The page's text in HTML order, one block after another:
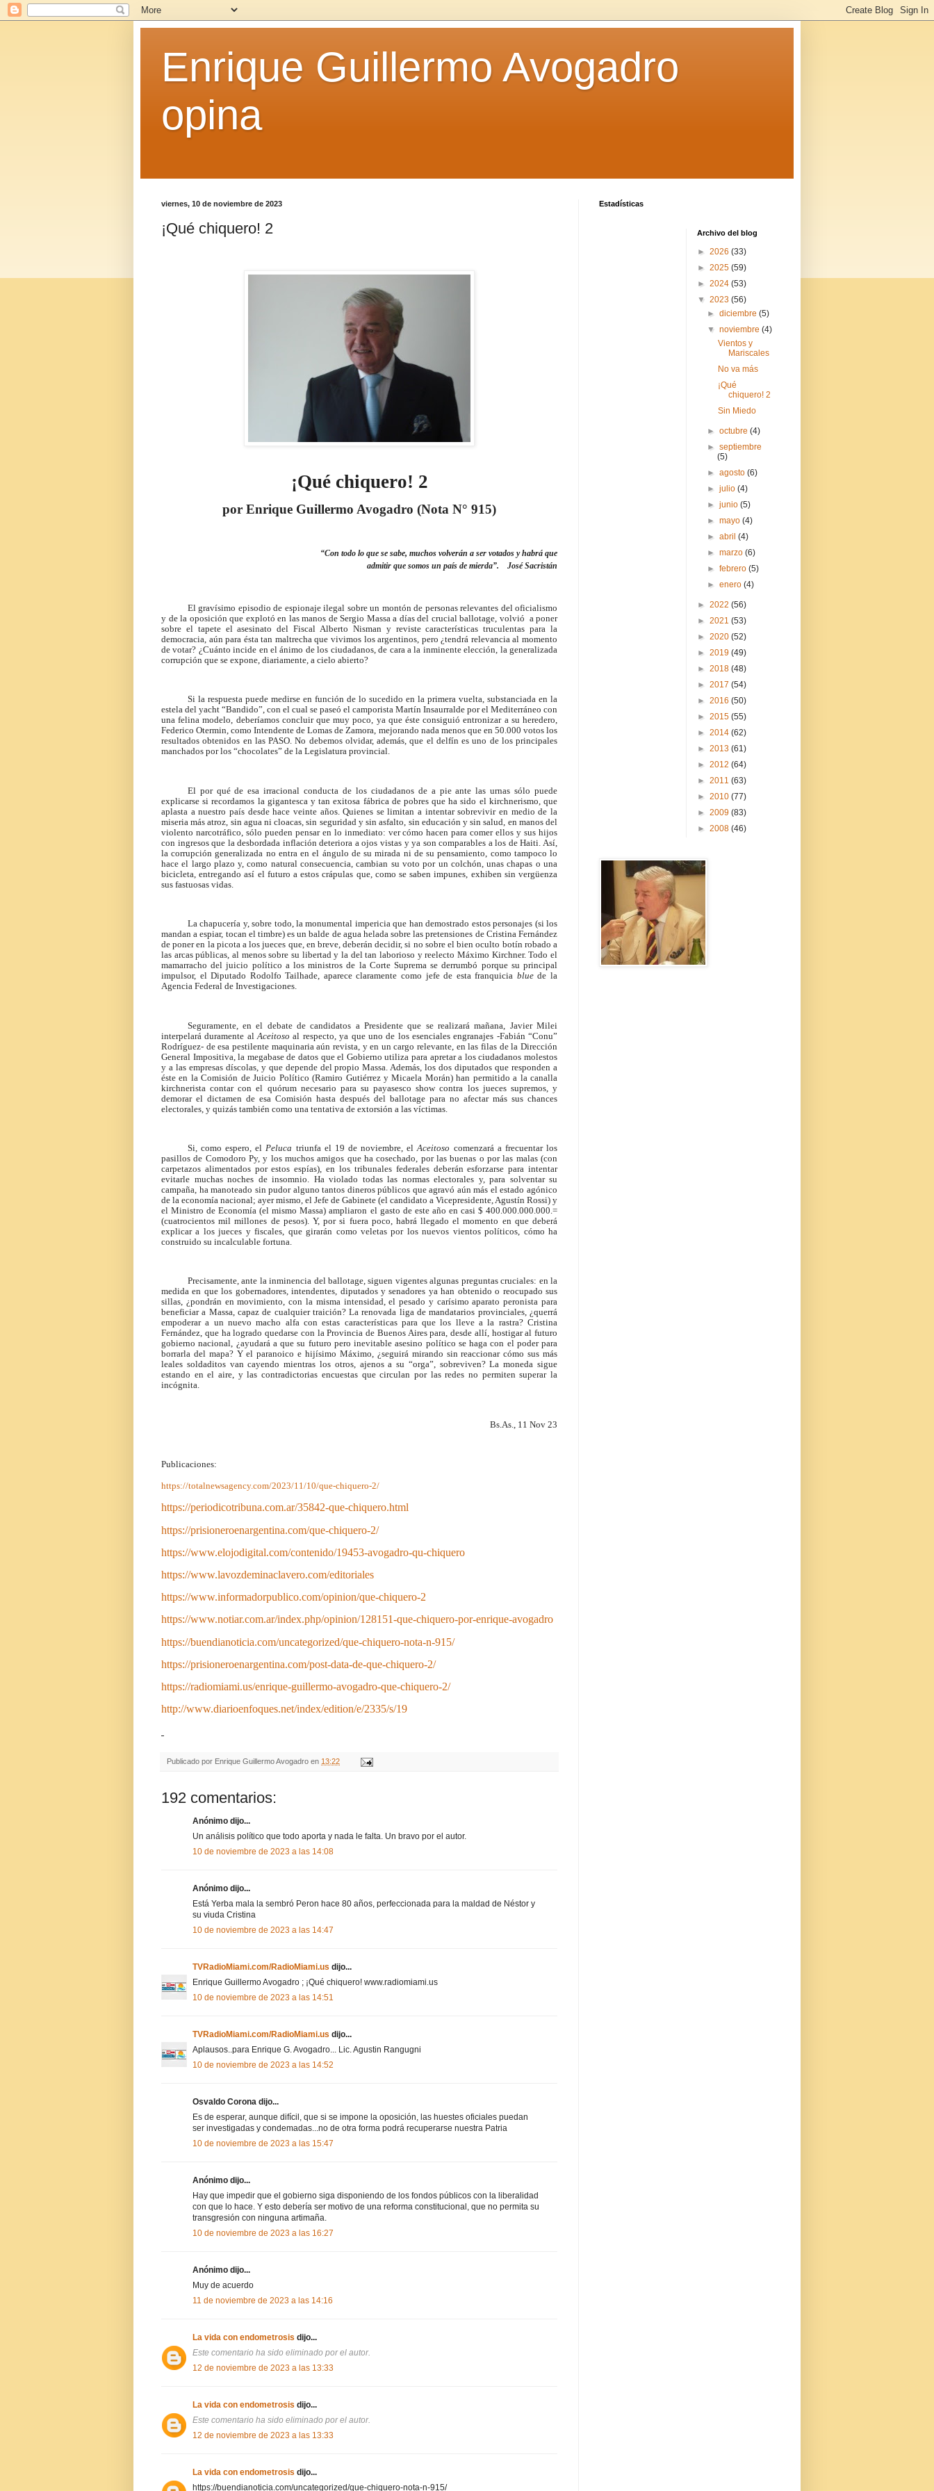
Enrique Guillermo Avogadro
opina
viernes, 10 de noviembre de 2023
¡Qué chiquero! 2
¡Qué chiquero! 2
por Enrique Guillermo Avogadro (Nota N° 915)
“Con todo lo que se sabe, muchos volverán a ser votados y habrá que
admitir que somos un país de mierda”.
José Sacristán
El gravísimo episodio de espionaje ilegal sobre un montón de personas relevantes del oficialismo
y de la oposición que explotó en las manos de Sergio Massa a días del crucial ballotage, volvió a poner
sobre el tapete el asesinato del Fiscal Alberto Nisman y reviste características truculentas para la
democracia, aún para ésta tan maltrecha que vivimos los argentinos, pero ¿tendrá relevancia al momento
de votar? ¿Cuánto incide en el ánimo de los ciudadanos, de cara a la inminente elección, la generalizada
corrupción que se expone, diariamente, a cielo abierto?
Si la respuesta puede medirse en función de lo sucedido en la primera vuelta, substanciada en la
estela del yacht “Bandido”, con el cual se paseó el camporista Martín Insaurralde por el Mediterráneo con
una felina modelo, deberíamos concluir que muy poco, ya que éste consiguió entronizar a su heredero,
Federico Otermin, como Intendente de Lomas de Zamora, mejorando nada menos que en 50.000 votos los
resultados obtenidos en las PASO. No debemos olvidar, además, que el delfín es uno de los principales
manchados por los “chocolates” de la Legislatura provincial.
El por qué de esa irracional conducta de los ciudadanos de a pie ante las urnas sólo puede
explicarse si recordamos la gigantesca y tan exitosa fábrica de pobres que ha sido el kirchnerismo, que
aplasta a nuestro país desde hace veinte años. Quienes se limitan a intentar sobrevivir en medio de la
miseria más atroz, sin agua ni cloacas, sin seguridad y sin asfalto, sin educación y sin salud, en manos del
violento narcotráfico, sólo pueden pensar en lo inmediato: ver cómo hacen para comer ellos y sus hijos
con ingresos que la desbordada inflación deteriora a ojos vistas y ya son comparables a los de Haiti. Así,
la corrupción generalizada no entra en el ángulo de su mirada ni de su pensamiento, como tampoco lo
hace el largo plazo y, como natural consecuencia, cambian su voto por un colchón, unas chapas o una
bicicleta, entregando así el futuro a estos crápulas que, como se saben impunes, exhiben sin vergüenza
sus fastuosas vidas.
La chapucería y, sobre todo, la monumental impericia que han demostrado estos personajes (si los
mandan a espiar, tocan el timbre) es un balde de agua helada sobre las pretensiones de Cristina Fernández
de poner en la picota a los jueces que, en breve, deberán decidir, si no sobre el bien oculto botín robado a
las arcas públicas, al menos sobre su libertad y la del tan laborioso y reelecto Máximo Kirchner. Todo el
mamarracho del juicio político a los ministros de la Corte Suprema se derrumbó porque su principal
impulsor, el Diputado Rodolfo Tailhade, aparece claramente como jefe de esta franquicia bluede la
Agencia Federal de Investigaciones.
Seguramente, en el debate de candidatos a Presidente que se realizará mañana, Javier Milei
interpelará duramente alAceitosoal respecto, ya que uno de los esenciales engranajes -Fabián “Conu”
Rodríguez- de esa pestilente maquinaria aún revista, y en un cargo relevante, en las filas de la Dirección
General Impositiva, la megabase de datos que el Gobierno utiliza para apretar a los ciudadanos molestos
y a las empresas díscolas, y que depende del propio Massa. Además, los dos diputados que responden a
éste en la Comisión de Juicio Político (Ramiro Gutiérrez y Micaela Morán) han permitido a la canalla
kirchnerista contar con el quórum necesario para su payasesco show contra los jueces supremos, y
demorar el dictamen de esa Comisión hasta después del ballotage para no afectar más sus chances
electorales, y quizás también como una tentativa de extorsión a las víctimas.
Si, como espero, el Peluca triunfa el 19 de noviembre, elAceitoso comenzará a frecuentar los
pasillos de Comodoro Py, y los muchos amigos que ha cosechado, por las buenas o por las malas (con
carpetazos alimentados por estos espías), en los tribunales federales deberán esforzarse para intentar
evitarle muchas noches de insomnio. Ha violado todas las normas electorales y, para solventar su
campaña, ha manoteado sin pudor alguno tantos dineros públicos que agravó aún más el estado agónico
de la economía nacional; ayer mismo, el Jefe de Gabinete (el candidato a Vicepresidente, Agustín Rossi) y
el Ministro de Economía (el mismo Massa) ampliaron el gasto de este año en casi $ 400.000.000.000.=
(cuatrocientos mil millones de pesos). Y, por si fuera poco, habrá llegado el momento en que deberá
explicar a los jueces y fiscales, que girarán como veletas por los nuevos vientos políticos, cómo ha
construido su incalculable fortuna.
Precisamente, ante la inminencia del ballotage, siguen vigentes algunas preguntas cruciales: en la
medida en que los gobernadores, intendentes, diputados y senadores ya han obtenido o reocupado sus
sillas, ¿pondrán en movimiento, con la misma intensidad, el pesado y carísimo aparato peronista para
beneficiar a Massa, capaz de cualquier traición? La renovada liga de mandatarios provinciales, ¿querrá
empoderar a un nuevo macho alfa con estas características para que los lleve a la rastra? Cristina
Fernández, que ha logrado quedarse con la Provincia de Buenos Aires para, desde allí, hostigar al futuro
gobierno nacional, ¿ayudará a que su futuro pero inevitable asesino político se haga con el poder para
borrarla del mapa? Y el paranoico e hijísimo Máximo, ¿seguirá mirando sin reaccionar cómo sus más
leales soldaditos van cayendo mientras los otros, ajenos a su “orga”, sobreviven? La moneda sigue
estando en el aire, y las contradictorias encuestas que circulan por las redes no permiten superar la
incógnita.
Bs.As., 11 Nov 23
Publicaciones:
https://totalnewsagency.com/2023/11/10/que-chiquero-2/
https://periodicotribuna.com.ar/35842-que-chiquero.html
https://prisioneroenargentina.com/que-chiquero-2/
https://www.elojodigital.com/contenido/19453-avogadro-qu-chiquero
https://www.lavozdeminaclavero.com/editoriales
https://www.informadorpublico.com/opinion/que-chiquero-2
https://www.notiar.com.ar/index.php/opinion/128151-que-chiquero-por-enrique-avogadro
https://buendianoticia.com/uncategorized/que-chiquero-nota-n-915/
https://prisioneroenargentina.com/post-data-de-que-chiquero-2/
https://radiomiami.us/enrique-guillermo-avogadro-que-chiquero-2/
http://www.diarioenfoques.net/index/edition/e/2335/s/19
Publicado por Enrique Guillermo Avogadro en 13:22
192 comentarios:
Anónimo dijo...
Un análisis político que todo aporta y nada le falta. Un bravo por el autor.
10 de noviembre de 2023 a las 14:08
Anónimo dijo...
Está Yerba mala la sembró Peron hace 80 años, perfeccionada para la maldad de Néstor y
su viuda Cristina
10 de noviembre de 2023 a las 14:47
TVRadioMiami.com/RadioMiami.us dijo...
Enrique Guillermo Avogadro ; ¡Qué chiquero! www.radiomiami.us
10 de noviembre de 2023 a las 14:51
TVRadioMiami.com/RadioMiami.us dijo...
Aplausos..para Enrique G. Avogadro... Lic. Agustin Rangugni
10 de noviembre de 2023 a las 14:52
Osvaldo Corona dijo...
Es de esperar, aunque difícil, que si se impone la oposición, las huestes oficiales puedan
ser investigadas y condemadas...no de otra forma podrá recuperarse nuestra Patria
10 de noviembre de 2023 a las 15:47
Anónimo dijo...
Hay que impedir que el gobierno siga disponiendo de los fondos públicos con la liberalidad
con que lo hace. Y esto debería ser motivo de una reforma constitucional, que no permita su
transgresión con ninguna artimaña.
10 de noviembre de 2023 a las 16:27
Anónimo dijo...
Muy de acuerdo
11 de noviembre de 2023 a las 14:16
La vida con endometrosis dijo...
Este comentario ha sido eliminado por el autor.
12 de noviembre de 2023 a las 13:33
La vida con endometrosis dijo...
Este comentario ha sido eliminado por el autor.
12 de noviembre de 2023 a las 13:33
La vida con endometrosis dijo...
https://buendianoticia.com/uncategorized/que-chiquero-nota-n-915/
Estadísticas
Archivo del blog
► 2026 (33)
► 2025 (59)
► 2024 (53)
▼ 2023 (56)
►diciembre(5)
▼noviembre(4)
Vientos y
Mariscales
No va más
¡Qué
chiquero! 2
Sin Miedo
►octubre(4)
►septiembre
(5)
►agosto(6)
►julio(4)
►junio(5)
►mayo(4)
►abril(4)
►marzo(6)
►febrero(5)
►enero(4)
► 2022 (56)
► 2021 (53)
► 2020 (52)
► 2019 (49)
► 2018 (48)
► 2017 (54)
► 2016 (50)
► 2015 (55)
► 2014 (62)
► 2013 (61)
► 2012 (64)
► 2011 (63)
► 2010 (77)
► 2009 (83)
► 2008 (46)